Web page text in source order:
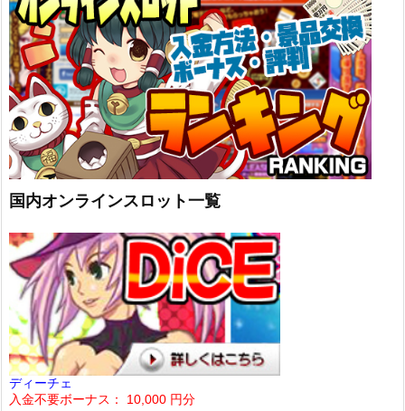
国内オンラインスロット一覧
ディーチェ
入金不要ボーナス： 10,000 円分